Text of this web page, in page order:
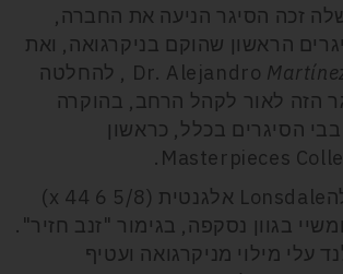
זכה הסיגר הניעה את החברה,
הראשון שהוקם בניקרגואה, ואת
Cuenca , להחלטה
הזה לאור לקהל הרחב, בהוקרה
הסיגרים בכלל, כראשון
זהו סיגר בוויטולהLonsdale אלגנטית (5/8 6 x 44)
בגוון נסקפה, בגימור "זנב חזיר".
עלי מילוי מניקרגואה ועטיף